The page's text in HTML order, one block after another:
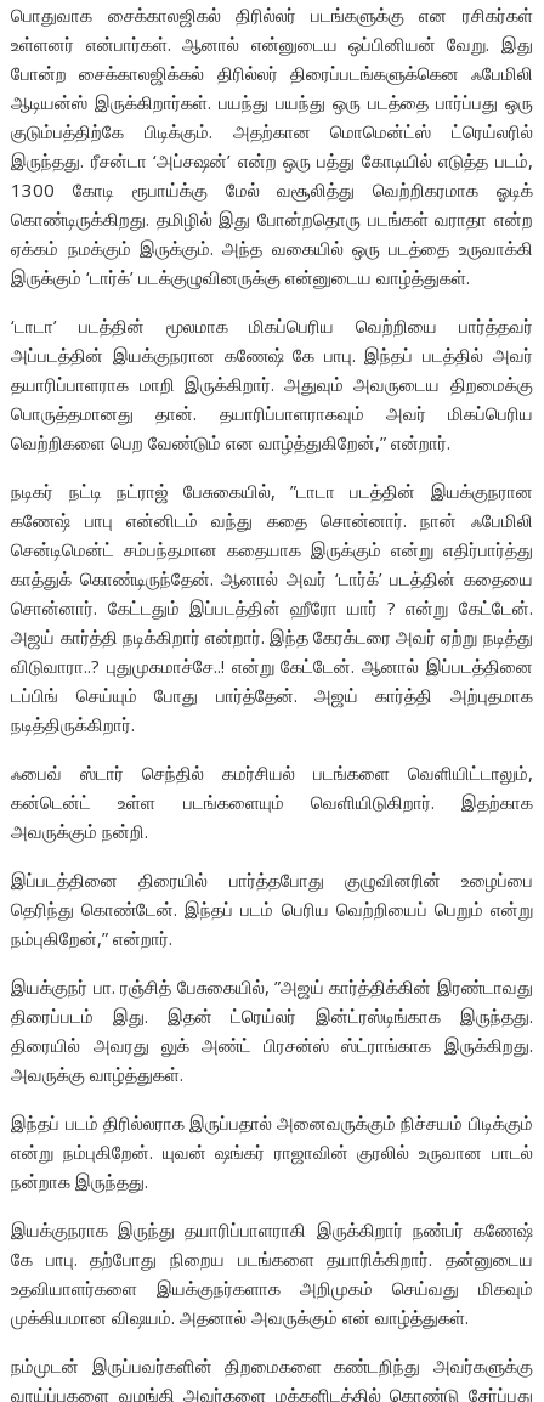
பொதுவாக சைக்காலஜிகல் திரில்லர் படங்களுக்கு என ரசிகர்கள்
உள்ளனர் என்பார்கள். ஆனால் என்னுடைய ஒப்பினியன் வேறு. இது
போன்ற சைக்காலஜிக்கல் திரில்லர் திரைப்படங்களுக்கென ஃபேமிலி
ஆடியன்ஸ் இருக்கிறார்கள். பயந்து பயந்து ஒரு படத்தை பார்ப்பது ஒரு
குடும்பத்திற்கே பிடிக்கும். அதற்கான மொமென்ட்ஸ் ட்ரெய்லரில்
இருந்தது. ரீசன்டா ‘அப்சஷன்’ என்ற ஒரு பத்து கோடியில் எடுத்த படம்,
1300 கோடி ரூபாய்க்கு மேல் வசூலித்து வெற்றிகரமாக ஓடிக்
கொண்டிருக்கிறது. தமிழில் இது போன்றதொரு படங்கள் வராதா என்ற
ஏக்கம் நமக்கும் இருக்கும். அந்த வகையில் ஒரு படத்தை உருவாக்கி
இருக்கும் ‘டார்க்’ படக்குழுவினருக்கு என்னுடைய வாழ்த்துகள்.
‘டாடா’ படத்தின் மூலமாக மிகப்பெரிய வெற்றியை பார்த்தவர்
அப்படத்தின் இயக்குநரான கணேஷ் கே பாபு. இந்தப் படத்தில் அவர்
தயாரிப்பாளராக மாறி இருக்கிறார். அதுவும் அவருடைய திறமைக்கு
பொருத்தமானது தான். தயாரிப்பாளராகவும் அவர் மிகப்பெரிய
வெற்றிகளை பெற வேண்டும் என வாழ்த்துகிறேன்,” என்றார்.
நடிகர் நட்டி நட்ராஜ் பேசுகையில், ”டாடா படத்தின் இயக்குநரான
கணேஷ் பாபு என்னிடம் வந்து கதை சொன்னார். நான் ஃபேமிலி
சென்டிமென்ட் சம்பந்தமான கதையாக இருக்கும் என்று எதிர்பார்த்து
காத்துக் கொண்டிருந்தேன். ஆனால் அவர் ‘டார்க்’ படத்தின் கதையை
சொன்னார். கேட்டதும் இப்படத்தின் ஹீரோ யார் ? என்று கேட்டேன்.
அஜய் கார்த்தி நடிக்கிறார் என்றார். இந்த கேரக்டரை அவர் ஏற்று நடித்து
விடுவாரா..? புதுமுகமாச்சே..! என்று கேட்டேன். ஆனால் இப்படத்தினை
டப்பிங் செய்யும் போது பார்த்தேன். அஜய் கார்த்தி அற்புதமாக
நடித்திருக்கிறார்.
ஃபைவ் ஸ்டார் செந்தில் கமர்சியல் படங்களை வெளியிட்டாலும்,
கன்டென்ட் உள்ள படங்களையும் வெளியிடுகிறார். இதற்காக
அவருக்கும் நன்றி.
இப்படத்தினை திரையில் பார்த்தபோது குழுவினரின் உழைப்பை
தெரிந்து கொண்டேன். இந்தப் படம் பெரிய வெற்றியைப் பெறும் என்று
நம்புகிறேன்,” என்றார்.
இயக்குநர் பா. ரஞ்சித் பேசுகையில், ”அஜய் கார்த்திக்கின் இரண்டாவது
திரைப்படம் இது. இதன் ட்ரெய்லர் இன்ட்ரஸ்டிங்காக இருந்தது.
திரையில் அவரது லுக் அண்ட் பிரசன்ஸ் ஸ்ட்ராங்காக இருக்கிறது.‌
அவருக்கு வாழ்த்துகள்.
இந்தப் படம் திரில்லராக இருப்பதால் அனைவருக்கும் நிச்சயம் பிடிக்கும்
என்று நம்புகிறேன். யுவன் ஷங்கர் ராஜாவின் குரலில் உருவான பாடல்
நன்றாக இருந்தது.
இயக்குநராக இருந்து தயாரிப்பாளராகி இருக்கிறார் நண்பர் கணேஷ்
கே பாபு. தற்போது நிறைய படங்களை தயாரிக்கிறார். தன்னுடைய
உதவியாளர்களை இயக்குநர்களாக அறிமுகம் செய்வது மிகவும்
முக்கியமான விஷயம். அதனால் அவருக்கும் என் வாழ்த்துகள்.
நம்முடன் இருப்பவர்களின் திறமைகளை கண்டறிந்து அவர்களுக்கு
வாய்ப்புகளை வழங்கி அவர்களை மக்களிடத்தில் கொண்டு சேர்ப்பது